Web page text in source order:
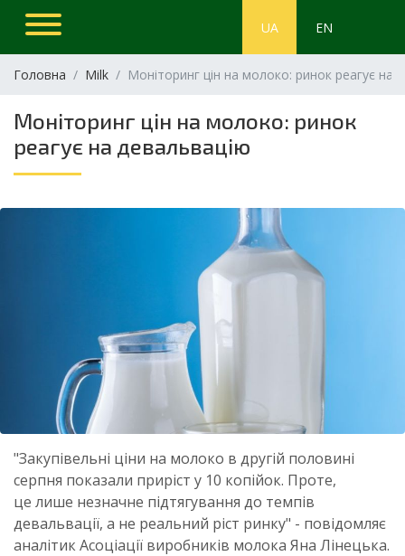
UA EN
Головна Milk Моніторинг цін на молоко: ринок реагує на
Моніторинг цін на молоко: ринок
реагує на девальвацію
"Закупівельні ціни на молоко в другій половині
серпня показали приріст у 10 копійок. Проте,
це лише незначне підтягування до темпів
девальвації, а не реальний ріст ринку" - повідомляє
аналітик Асоціації виробників молока Яна Лінецька.